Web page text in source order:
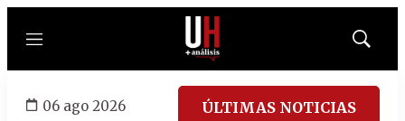
Menú
Mostrar
06 ago 2026 ÚLTIMAS NOTICIAS